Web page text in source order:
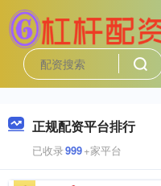
正规配资平台排行
已收录999+家平台